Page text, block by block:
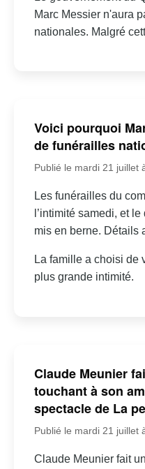
Marc Messier n'aura
nationales. Malgré
Voici pourquoi
de funérailles
Publié le mardi 21 juillet
Les funérailles du
l’intimité samedi, et
mis en berne. Détails
La famille a choisi de
plus grande intimité.
Claude Meunier
touchant à son
spectacle de La
Publié le mardi 21 juillet
Claude Meunier fait